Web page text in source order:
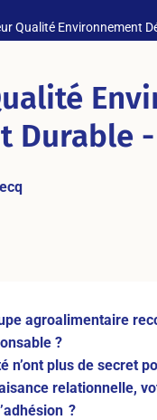
Qualité Environnement
Durable
agroalimentaire
?
n’ont plus de secret
relationnelle,
?